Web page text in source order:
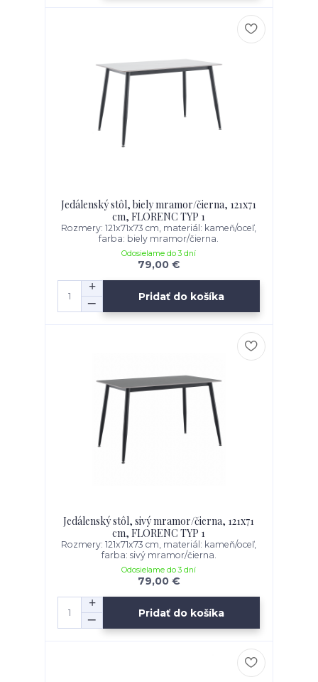
Jedálenský stôl, biely mramor/čierna, 121x71
cm, FLORENC TYP 1
Rozmery: 121x71x73 cm, materiál: kameň/oceľ,
farba: biely mramor/čierna.
79,00 €
Odosielame do 3 dní
Pridať do košíka
Jedálenský stôl, sivý mramor/čierna, 121x71
cm, FLORENC TYP 1
Rozmery: 121x71x73 cm, materiál: kameň/oceľ,
farba: sivý mramor/čierna.
79,00 €
Odosielame do 3 dní
Pridať do košíka